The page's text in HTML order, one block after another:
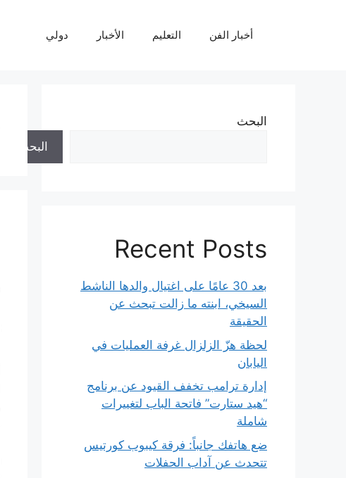
أخبار الفن التعليم الأخبار دولي
البحث
البحث
Recent Posts
بعد 30 عامًا على اغتيال والدها الناشط
السيخي، ابنته ما زالت تبحث عن
الحقيقة
لحظة هزّ الزلزال غرفة العمليات في
اليابان
إدارة ترامب تخفف القيود عن برنامج
“هيد ستارت” فاتحة الباب لتغييرات
شاملة
ضع هاتفك جانباً: فرقة كيبوب كورتيس
تتحدث عن آداب الحفلات